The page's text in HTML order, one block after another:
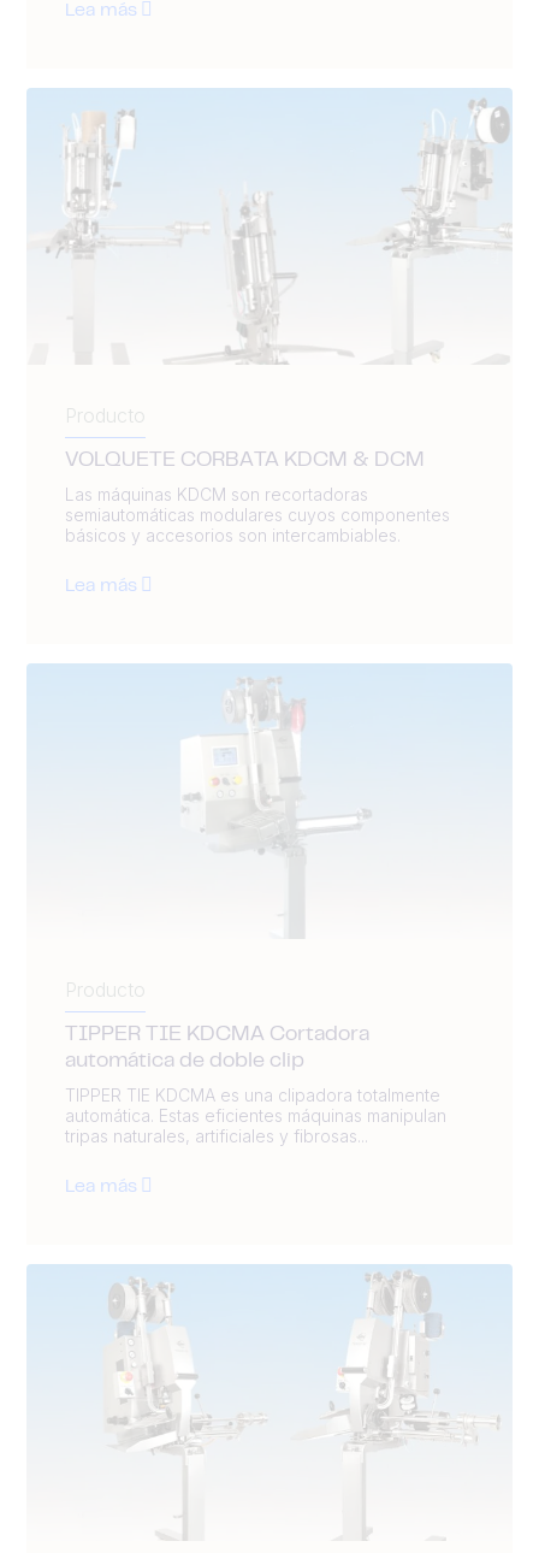
Lea más
Producto
VOLQUETE CORBATA KDCM & DCM
Las máquinas KDCM son recortadoras
semiautomáticas modulares cuyos componentes
básicos y accesorios son intercambiables.
Lea más
Producto
TIPPER TIE KDCMA Cortadora
automática de doble clip
TIPPER TIE KDCMA es una clipadora totalmente
automática. Estas eficientes máquinas manipulan
tripas naturales, artificiales y fibrosas...
Lea más